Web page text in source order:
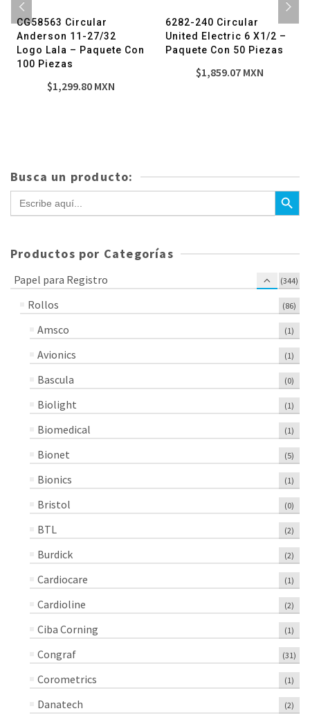
CG58563 Circular
Anderson 11-27/32
Logo Lala – Paquete Con
100 Piezas
$1,299.80MXN
6282-240 Circular
United Electric 6 X1/2 –
Paquete Con 50 Piezas
$1,859.07MXN
Busca un producto:
Buscar: Botón de
Productos por Categorías
Papel para Registro (344)
Rollos (86)
Amsco (1)
Avionics (1)
Bascula (0)
Biolight (1)
Biomedical (1)
Bionet (5)
Bionics (1)
Bristol (0)
BTL (2)
Burdick (2)
Cardiocare (1)
Cardioline (2)
Ciba Corning (1)
Congraf (31)
Corometrics (1)
Danatech (2)